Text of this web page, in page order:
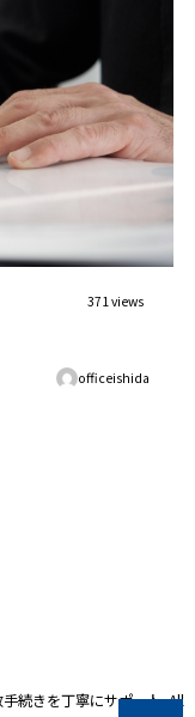
371 views
officeishida
続きを丁寧にサポート. All